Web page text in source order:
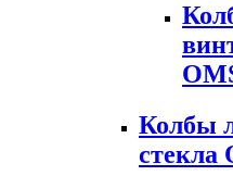
Колбы
стекла